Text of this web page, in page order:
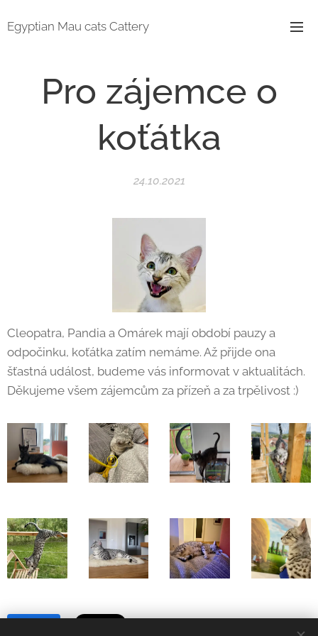
Egyptian Mau cats Cattery
Pro zájemce o
koťátka
24.10.2021
Cleopatra, Pandia a Omárek mají období pauzy a
odpočinku, koťátka zatím nemáme. Až přijde ona
šťastná událost, budeme vás informovat v aktualitách.
Děkujeme všem zájemcům za přízeň a za trpělivost :)